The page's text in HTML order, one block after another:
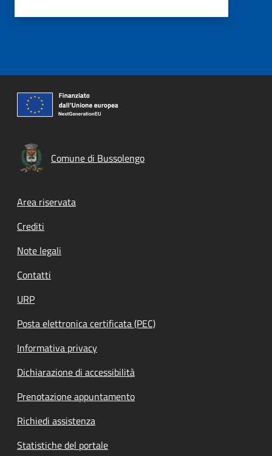
Comune di Bussolengo
Footer menu
Area riservata
Crediti
Note legali
Contatti
URP
Posta elettronica certificata (PEC)
Informativa privacy
Dichiarazione di accessibilità
Prenotazione appuntamento
Richiedi assistenza
Statistiche del portale